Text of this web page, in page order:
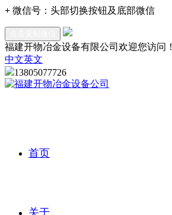
+ 微信号： 头部切换按钮及底部微信
福建开物冶金设备有限公司欢迎您访问！
中文英文
13805077726
首页
关于